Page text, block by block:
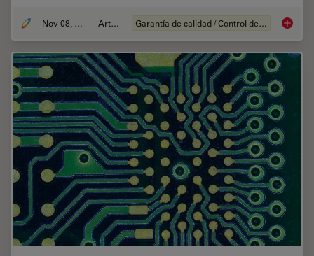
Nov 08, 2021 Article Garantía de calidad / Control de calidad How to